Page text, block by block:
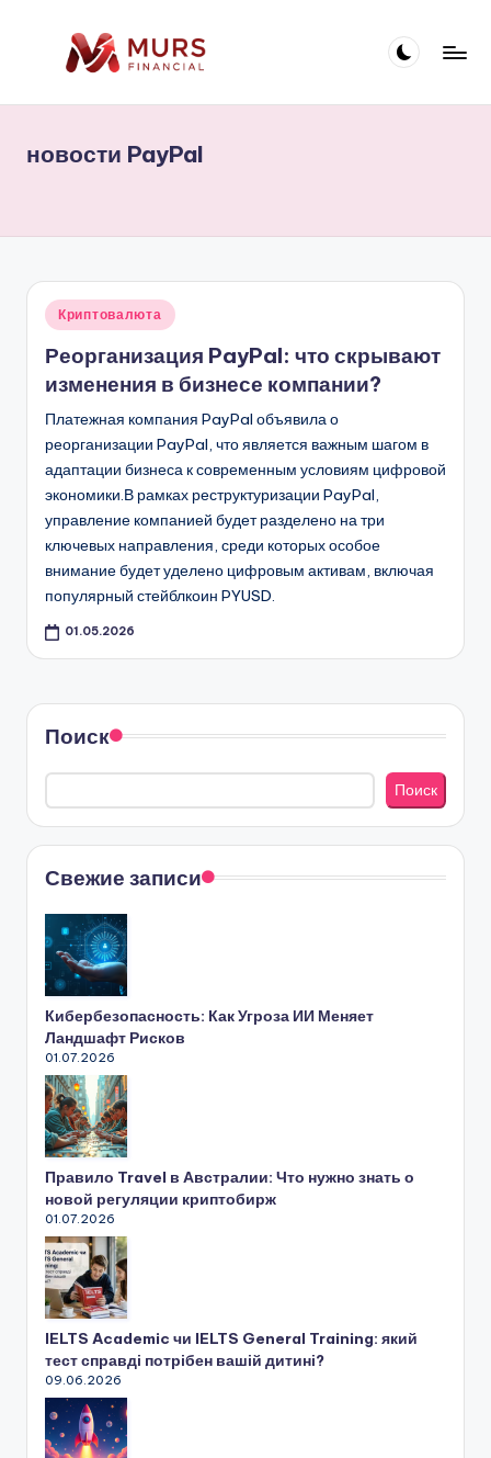
R
-
П
о
р
т
а
л
п
р
о
ф
и
а
н
с
ы
,
н
е
д
в
и
ж
и
м
о
с
т
ь
,
а
в
т
новости PayPal
Опубликовано
Криптовалюта
Реорганизация PayPal: что скрывают
изменения в бизнесе компании?
Платежная компания PayPal объявила о
реорганизации PayPal, что является важным шагом в
адаптации бизнеса к современным условиям цифровой
экономики.В рамках реструктуризации PayPal,
управление компанией будет разделено на три
ключевых направления, среди которых особое
внимание будет уделено цифровым активам, включая
популярный стейблкоин PYUSD.
01.05.2026
Поиск
Поиск
Свежие записи
Кибербезопасность: Как Угроза ИИ Меняет
Ландшафт Рисков
01.07.2026
Правило Travel в Австралии: Что нужно знать о
новой регуляции криптобирж
01.07.2026
IELTS Academic чи IELTS General Training: який
тест справді потрібен вашій дитині?
09.06.2026